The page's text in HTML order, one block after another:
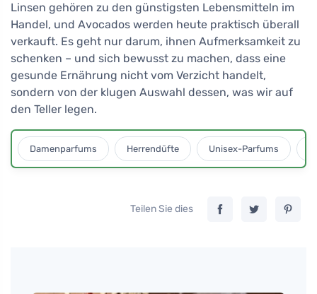
Linsen gehören zu den günstigsten Lebensmitteln im
Handel, und Avocados werden heute praktisch überall
verkauft. Es geht nur darum, ihnen Aufmerksamkeit zu
schenken – und sich bewusst zu machen, dass eine
gesunde Ernährung nicht vom Verzicht handelt,
sondern von der klugen Auswahl dessen, was wir auf
den Teller legen.
Damenparfums Herrendüfte Unisex-Parfums
Teilen Sie dies